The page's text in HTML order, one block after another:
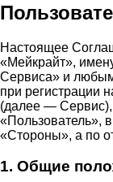
Настоящее
«Мейкрайт»,
Сервиса» и
при регистрации
(далее —
«Пользователь»,
«Стороны», а по
1. Общие